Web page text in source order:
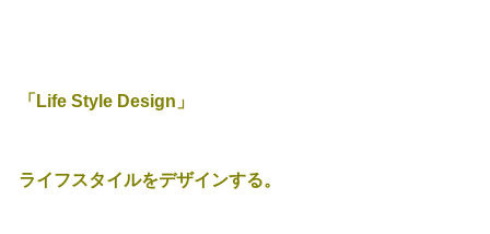
「Life Style Design」
ライフスタイルをデザインする。